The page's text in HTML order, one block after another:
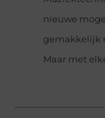
nieuwe
gemakkelijk
Maar met